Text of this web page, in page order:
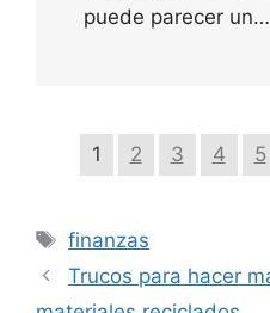
puede parecer un…
1 2 3 4 5
Etiquetas
finanzas
Trucos para hacer